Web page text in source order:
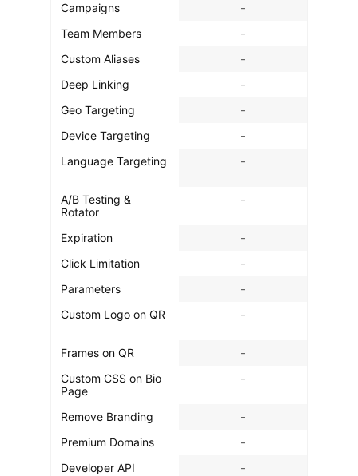
Campaigns
Team Members
Custom Aliases
Deep Linking
Geo Targeting
Device Targeting
Language Targeting
A/B Testing &
Rotator
Expiration
Click Limitation
Parameters
Custom Logo on QR
Frames on QR
Custom CSS on Bio
Page
Remove Branding
Premium Domains
Developer API
-
-
-
-
-
-
-
-
-
-
-
-
-
-
-
-
-